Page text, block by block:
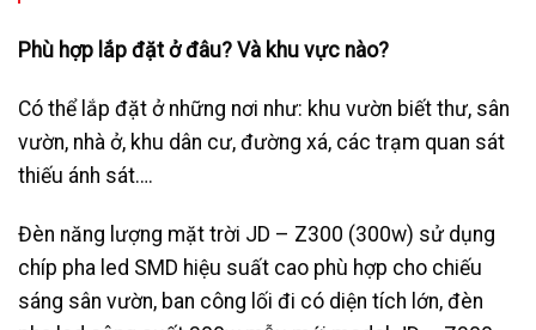
Phù hợp lắp đặt ở đâu? Và khu vực nào?
Có thể lắp đặt ở những nơi như: khu vườn biết thư, sân
vườn, nhà ở, khu dân cư, đường xá, các trạm quan sát
thiếu ánh sát….
Đèn năng lượng mặt trời JD – Z300 (300w) sử dụng
chíp pha led SMD hiệu suất cao phù hợp cho chiếu
sáng sân vườn, ban công lối đi có diện tích lớn, đèn